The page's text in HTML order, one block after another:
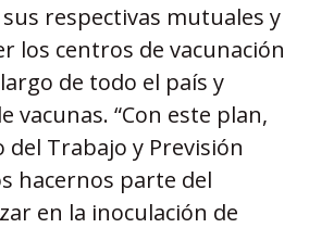
respectivas mutuales y
los centros de vacunación
de todo el país y
vacunas. “Con este plan,
Trabajo y Previsión
hacernos parte del
en la inoculación de